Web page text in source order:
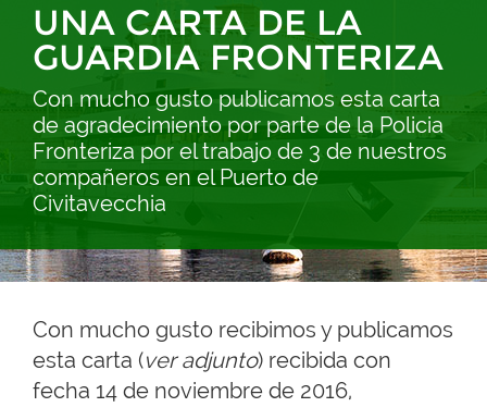
UNA CARTA DE LA
GUARDIA FRONTERIZA
Con mucho gusto publicamos esta carta
de agradecimiento por parte de la Policia
Fronteriza por el trabajo de 3 de nuestros
compañeros en el Puerto de
Civitavecchia
Con mucho gusto recibimos y publicamos
esta carta (ver adjunto) recibida con
fecha 14 de noviembre de 2016,